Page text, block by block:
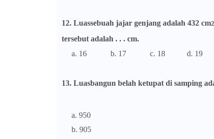
12. Luassebuah jajar genjang adalah 432 cm2
tersebut adalah . . . cm.
a. 16 b. 17 c. 18 d. 19
13. Luasbangun belah ketupat di samping
a. 950
b. 905